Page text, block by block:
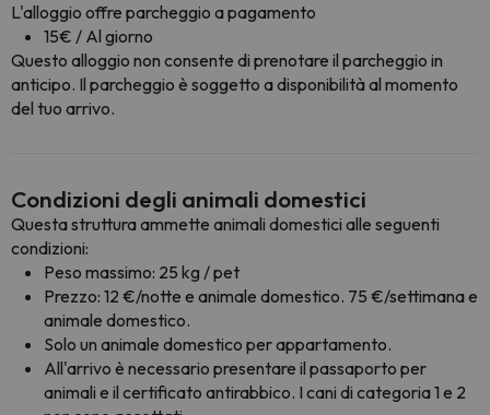
L'alloggio offre parcheggio a pagamento
15€ / Al giorno
Questo alloggio non consente di prenotare il parcheggio in
anticipo. Il parcheggio è soggetto a disponibilità al momento
del tuo arrivo.
Condizioni degli animali domestici
Questa struttura ammette animali domestici alle seguenti
condizioni:
Peso massimo: 25 kg / pet
Prezzo: 12 €/notte e animale domestico. 75 €/settimana e
animale domestico.
Solo un animale domestico per appartamento.
All'arrivo è necessario presentare il passaporto per
animali e il certificato antirabbico. I cani di categoria 1 e 2